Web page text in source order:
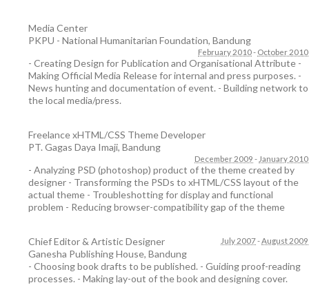
Media Center
PKPU - National Humanitarian Foundation, Bandung
February 2010- October 2010
- Creating Design for Publication and Organisational Attribute -
Making Official Media Release for internal and press purposes. -
News hunting and documentation of event. - Building network to
the local media/press.
Freelance xHTML/CSS Theme Developer
PT. Gagas Daya Imaji, Bandung
December 2009 - January 2010
- Analyzing PSD (photoshop) product of the theme created by
designer - Transforming the PSDs to xHTML/CSS layout of the
actual theme - Troubleshotting for display and functional
problem - Reducing browser-compatibility gap of the theme
Chief Editor & Artistic Designer
Ganesha Publishing House, Bandung
July 2007-August 2009
- Choosing book drafts to be published. - Guiding proof-reading
processes. - Making lay-out of the book and designing cover.